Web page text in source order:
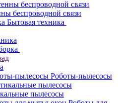
беспроводной связи
Бытовая техника
Роботы-пылесосы
пылесосы